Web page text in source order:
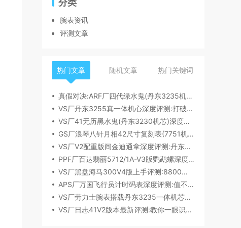
分类
腕表资讯
评测文章
热门文章 随机文章 热门关键词
真假对决:ARF厂四代绿水鬼(丹东3235机芯)深度评测
VS厂丹东3255真一体机心深度评测:打破市场乱象,重塑复刻机芯新标杆​
VS厂41无历黑水鬼(丹东3230机芯)深度评测:性能与破绽全解析
GS厂浪琴八针月相42尺寸复刻表(7751机芯)细节全析
VS厂V2配重版间金迪通拿深度评测:丹东4131机芯加持下的165克精密之作​
PPF厂百达翡丽5712/1A-V3版鹦鹉螺深度评测:细节升级直击正品
VS厂黑盘海马300V4版上手评测:8800一体机芯加持,复刻天花板实至名归?
APS厂万国飞行员计时码表深度评测:值不值得入手？
VS厂劳力士腕表搭载丹东3235一体机芯深度评测
VS厂日志41V2版本最新评测:教你一眼识破假VS